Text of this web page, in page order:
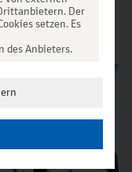
ab € 22,70Der
setzen. Es
des Anbieters.